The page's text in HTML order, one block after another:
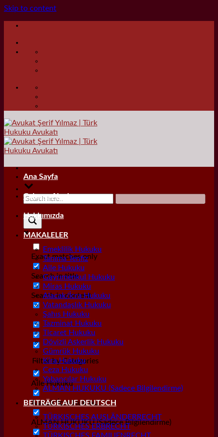
Skip to content
Exact matches only
Search in title
Search in content
Filter by Categories
Aile Hukuku
Alacak/İcra Hukuku
ALMAN HUKUKU (Sadece Bilgilendirme)
Ana Sayfa
Çalışma Alanları
Hakkımızda
MAKALELER
Emeklilik Hukuku
Tanıma Tenfiz
Aile Hukuku
Gayrımenkul Hukuku
Miras Hukuku
Alacak/İcra Hukuku
Vatandaşlık Hukuku
Şahıs Hukuku
Tazminat Hukuku
Ticaret Hukuku
Dövizli Askerlik Hukuku
Gümrük Hukuku
Kira Hukuku
Ceza Hukuku
Yabancılar Hukuku
ALMAN HUKUKU (Sadece Bilgilendirme)
BEITRÄGE AUF DEUTSCH
TÜRKISCHES AUSLÄNDERRECHT
TÜRKISCHES ERBRECHT